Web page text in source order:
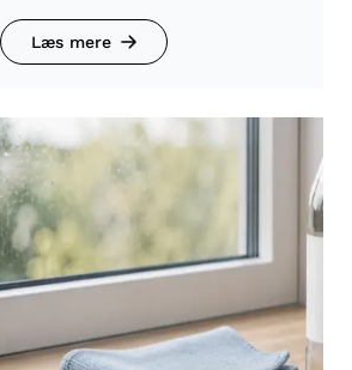
Læs mere